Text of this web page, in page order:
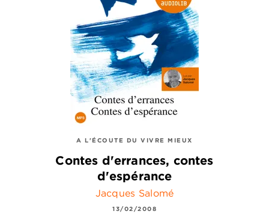
A L'ÉCOUTE DU VIVRE MIEUX
Contes d'errances, contes
d'espérance
Jacques Salomé
13/02/2008